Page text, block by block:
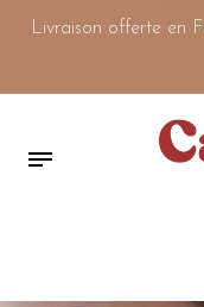
Livraison offerte en